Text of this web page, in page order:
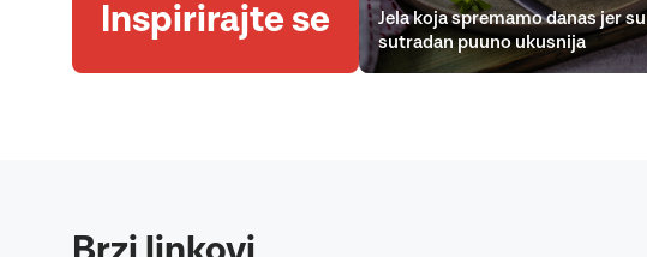
Inspirirajte se
Jela koja spremamo danas jer su
sutradan puuno ukusnija